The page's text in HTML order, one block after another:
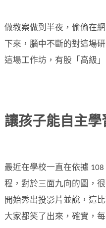
做教案做到半夜，偷偷在
下來，腦中不斷的對這場
這場工作坊，有股「高級」
讓孩子能自主學
最近在學校一直在依據
程，對於三面九向的圖，
開始秀出投影片並說，這
大家都笑了出來，確實，